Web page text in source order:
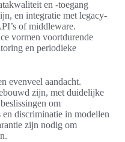
en -toegang
en integratie met legacy-
of middleware.
vormen voortdurende
en periodieke
evenveel aandacht.
zijn, met duidelijke
om
discriminatie in modellen
zijn nodig om